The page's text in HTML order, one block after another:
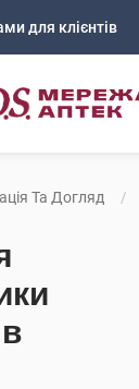
для клієнтів
Та Догляд